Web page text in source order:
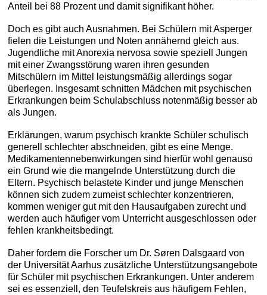
Anteil bei 88 Prozent und damit signifikant höher.
Doch es gibt auch Ausnahmen. Bei Schülern mit Asperger
fielen die Leistungen und Noten annähernd gleich aus.
Jugendliche mit Anorexia nervosa sowie speziell Jungen
mit einer Zwangsstörung waren ihren gesunden
Mitschülern im Mittel leistungsmäßig allerdings sogar
überlegen. Insgesamt schnitten Mädchen mit psychischen
Erkrankungen beim Schulabschluss notenmäßig besser ab
als Jungen.
Erklärungen, warum psychisch krankte Schüler schulisch
generell schlechter abschneiden, gibt es eine Menge.
Medikamentennebenwirkungen sind hierfür wohl genauso
ein Grund wie die mangelnde Unterstützung durch die
Eltern. Psychisch belastete Kinder und junge Menschen
können sich zudem zumeist schlechter konzentrieren,
kommen weniger gut mit den Hausaufgaben zurecht und
werden auch häufiger vom Unterricht ausgeschlossen oder
fehlen krankheitsbedingt.
Daher fordern die Forscher um Dr. Søren Dalsgaard von
der Universität Aarhus zusätzliche Unterstützungsangebote
für Schüler mit psychischen Erkrankungen. Unter anderem
sei es essenziell, den Teufelskreis aus häufigem Fehlen,